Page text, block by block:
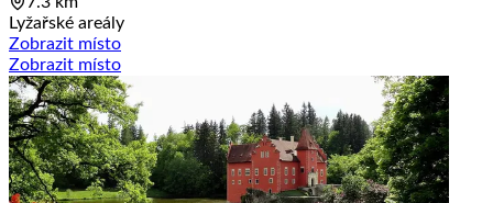
Lyžařské areály
Zobrazit místo
Zobrazit místo